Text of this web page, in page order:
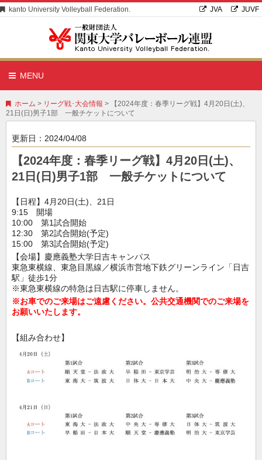
kanto University Volleyball Federation. JVA JUVF
MENU
ホーム > リーグ戦･大会情報 > 【2024年度：春季リーグ戦】4月20日(土)、
21日(日)男子1部 一般チケットについて
更新日： 2024/04/08
【2024年度：春季リーグ戦】4月20日(土)、
21日(日)男子1部 一般チケットについて
【日程】4月20日(土)、21日
9:15 開場
10:00 第1試合開始
12:30 第2試合開始(予定)
15:00 第3試合開始(予定)
【会場】慶應義塾大学日吉キャンパス
東急東横線、東急目黒線／横浜市営地下鉄グリーンライン「日吉
駅」徒歩1分
※東急東横線の特急は日吉駅に停車しません。
※お車でのご来場はご遠慮ください。公共交通機関でのご来場を
お願いいたします。
【組み合わせ】